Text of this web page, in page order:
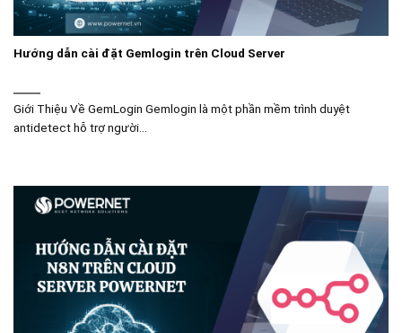
Hướng dẫn cài đặt Gemlogin trên Cloud Server
Giới Thiệu Về GemLogin Gemlogin là một phần mềm trình duyệt
antidetect hỗ trợ người...